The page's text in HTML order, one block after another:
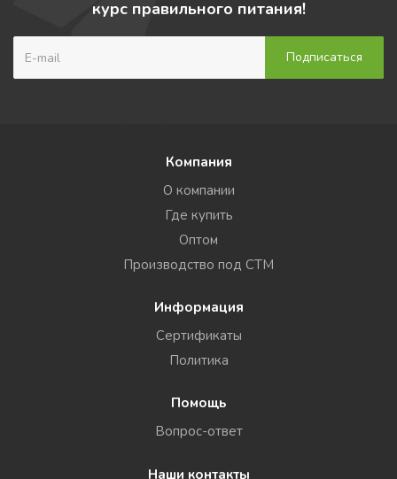
курс правильного питания!
Компания
О компании
Где купить
Оптом
Производство под СТМ
Информация
Сертификаты
Политика
Помощь
Вопрос-ответ
Наши контакты